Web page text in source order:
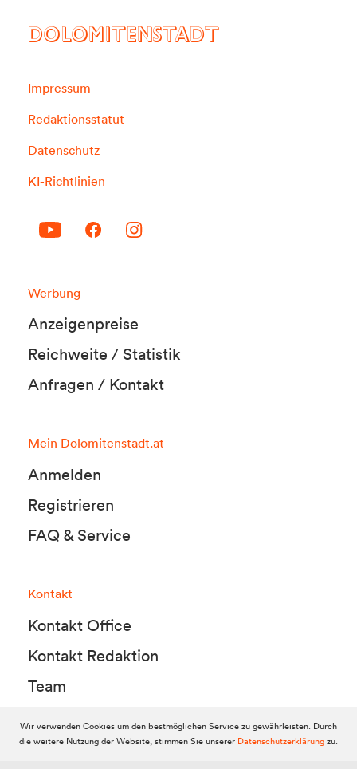
DOLOMITENSTADT
Impressum
Redaktionsstatut
Datenschutz
KI-Richtlinien
Werbung
Anzeigenpreise
Reichweite / Statistik
Anfragen / Kontakt
Mein Dolomitenstadt.at
Anmelden
Registrieren
FAQ & Service
Kontakt
Kontakt Office
Kontakt Redaktion
Team
© 2010-2026 Dolomitenstadt.at
Wir verwenden Cookies um den bestmöglichen Service zu gewährleisten. Durch
die weitere Nutzung der Website, stimmen Sie unserer Datenschutzerklärungzu.